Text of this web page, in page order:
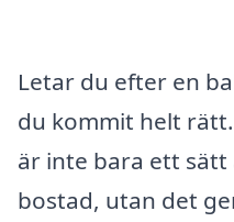
Letar du efter en
du kommit helt
är inte bara ett
bostad, utan det